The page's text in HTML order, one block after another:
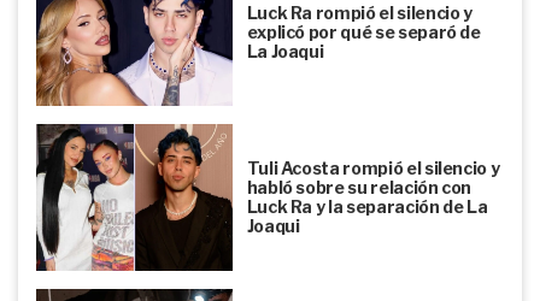
Luck Ra rompió el silencio y
explicó por qué se separó de
La Joaqui
Tuli Acosta rompió el silencio y
habló sobre su relación con
Luck Ra y la separación de La
Joaqui